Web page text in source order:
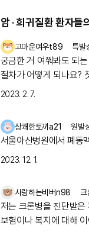
암 · 희귀질환 환자들
고마운여우t89 특발
궁금한 거 여쭤봐도 되
절차가 어떻게 되나요?
자 검사했는데 돌연변
2023. 2. 7.
상쾌한토끼a21 원발
서울아산병원에서 폐동
2023. 12. 1.
사랑하는비버n98 크
저는 크론병을 진단받
보험이나 복지에 대해